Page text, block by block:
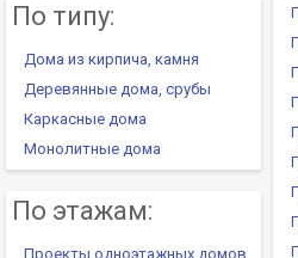
По типу:
Дома из кирпича, камня
Деревянные дома, срубы
Каркасные дома
Монолитные дома
По этажам:
Проекты одноэтажных домов